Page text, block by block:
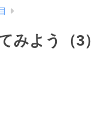
目
みよう（3）